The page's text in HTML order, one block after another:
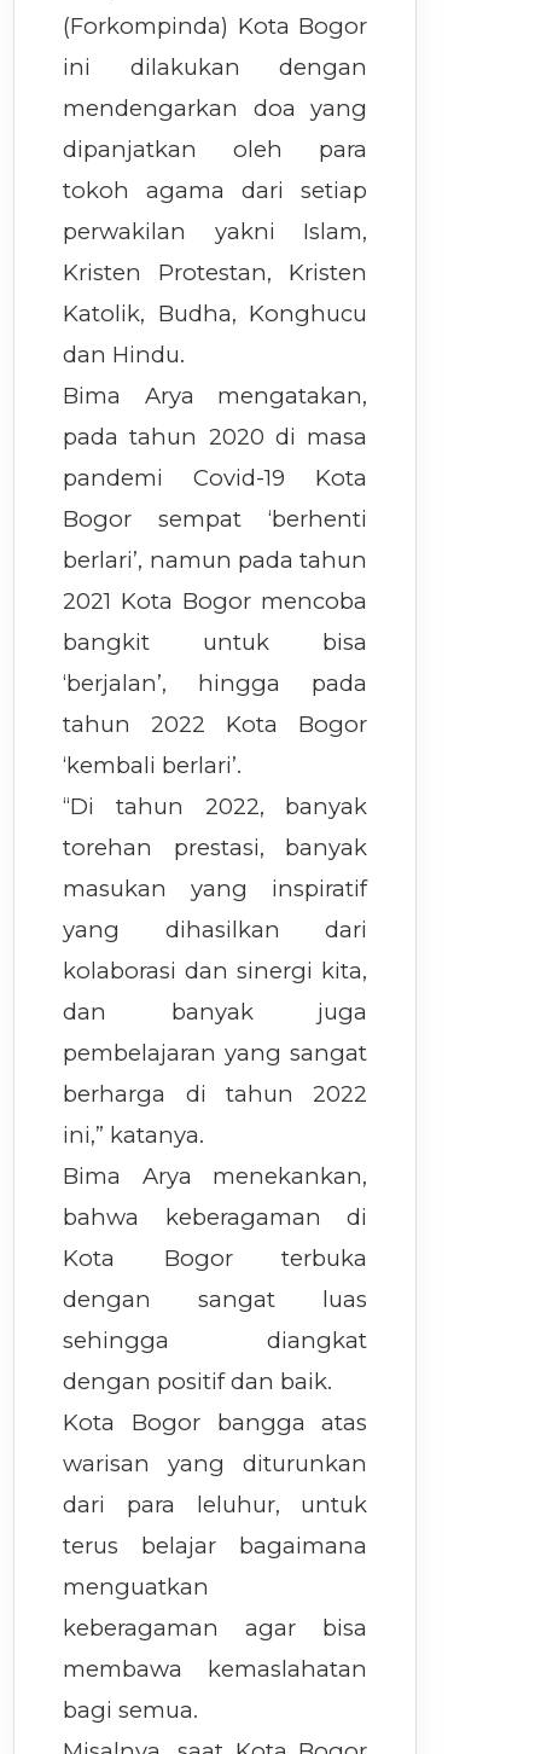
(Forkompinda) Kota Bogor
ini dilakukan dengan
mendengarkan doa yang
dipanjatkan oleh para
tokoh agama dari setiap
perwakilan yakni Islam,
Kristen Protestan, Kristen
Katolik, Budha, Konghucu
dan Hindu.
Bima Arya mengatakan,
pada tahun 2020 di masa
pandemi Covid-19 Kota
Bogor sempat ‘berhenti
berlari’, namun pada tahun
2021 Kota Bogor mencoba
bangkit untuk bisa
‘berjalan’, hingga pada
tahun 2022 Kota Bogor
‘kembali berlari’.
“Di tahun 2022, banyak
torehan prestasi, banyak
masukan yang inspiratif
yang dihasilkan dari
kolaborasi dan sinergi kita,
dan banyak juga
pembelajaran yang sangat
berharga di tahun 2022
ini,” katanya.
Bima Arya menekankan,
bahwa keberagaman di
Kota Bogor terbuka
dengan sangat luas
sehingga diangkat
dengan positif dan baik.
Kota Bogor bangga atas
warisan yang diturunkan
dari para leluhur, untuk
terus belajar bagaimana
menguatkan
keberagaman agar bisa
membawa kemaslahatan
bagi semua.